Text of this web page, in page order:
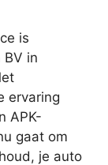
is
in
ervaring
APK-
gaat om
je auto